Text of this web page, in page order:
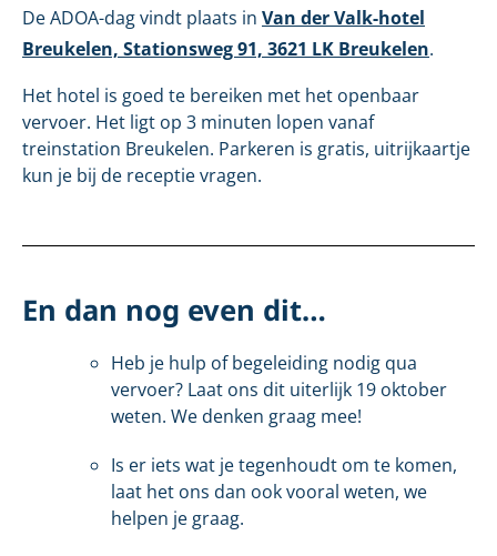
De ADOA-dag vindt plaats in Van der Valk-hotel
Breukelen, Stationsweg 91, 3621 LK Breukelen.
Het hotel is goed te bereiken met het openbaar
vervoer. Het ligt op 3 minuten lopen vanaf
treinstation Breukelen. Parkeren is gratis, uitrijkaartje
kun je bij de receptie vragen.
En dan nog even dit…
Heb je hulp of begeleiding nodig qua
vervoer? Laat ons dit uiterlijk 19 oktober
weten. We denken graag mee!
Is er iets wat je tegenhoudt om te komen,
laat het ons dan ook vooral weten, we
helpen je graag.